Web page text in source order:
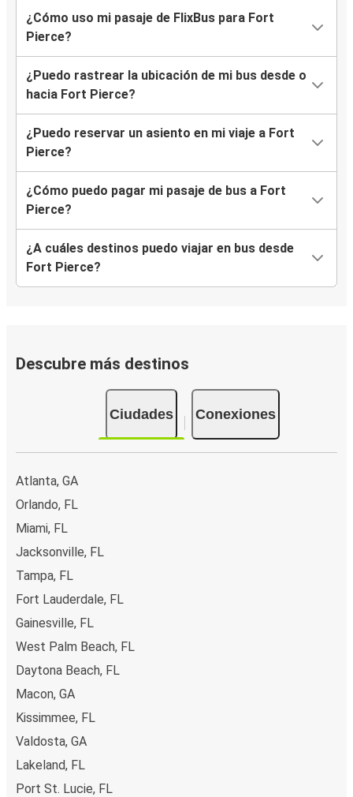
¿Cómo uso mi pasaje de FlixBus para Fort
Pierce?
¿Puedo rastrear la ubicación de mi bus desde o
hacia Fort Pierce?
¿Puedo reservar un asiento en mi viaje a Fort
Pierce?
¿Cómo puedo pagar mi pasaje de bus a Fort
Pierce?
¿A cuáles destinos puedo viajar en bus desde
Fort Pierce?
Descubre más destinos
Ciudades Conexiones
Atlanta, GA
Orlando, FL
Miami, FL
Jacksonville, FL
Tampa, FL
Fort Lauderdale, FL
Gainesville, FL
West Palm Beach, FL
Daytona Beach, FL
Macon, GA
Kissimmee, FL
Valdosta, GA
Lakeland, FL
Port St. Lucie, FL